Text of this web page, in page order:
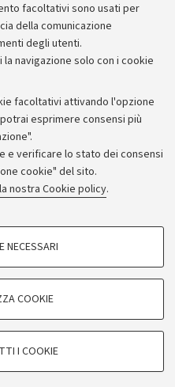
facoltativi sono usati per
della comunicazione
degli utenti.
navigazione solo con i cookie
facoltativi attivando l'opzione
esprimere consensi più
e verificare lo stato dei consensi
cookie" del sito.
nostra Cookie policy.
esemplificativo, per il corretto
NECESSARI
COOKIE
I COOKIE
stampa
stampa
STUDIORUM - Università di
Bologna - PI: 01131710376 -
Impostazioni Cookie